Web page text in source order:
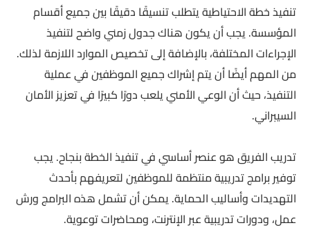
تنفيذ خطة الاحتياطية يتطلب تنسيقًا دقيقًا بين جميع أقسام
المؤسسة. يجب أن يكون هناك جدول زمني واضح لتنفيذ
الإجراءات المختلفة، بالإضافة إلى تخصيص الموارد اللازمة لذلك.
من المهم أيضًا أن يتم إشراك جميع الموظفين في عملية
التنفيذ، حيث أن الوعي الأمني يلعب دورًا كبيرًا في تعزيز الأمان
السيبراني.
تدريب الفريق هو عنصر أساسي في تنفيذ الخطة بنجاح. يجب
توفير برامج تدريبية منتظمة للموظفين لتعريفهم بأحدث
التهديدات وأساليب الحماية. يمكن أن تشمل هذه البرامج ورش
عمل، ودورات تدريبية عبر الإنترنت، ومحاضرات توعوية.